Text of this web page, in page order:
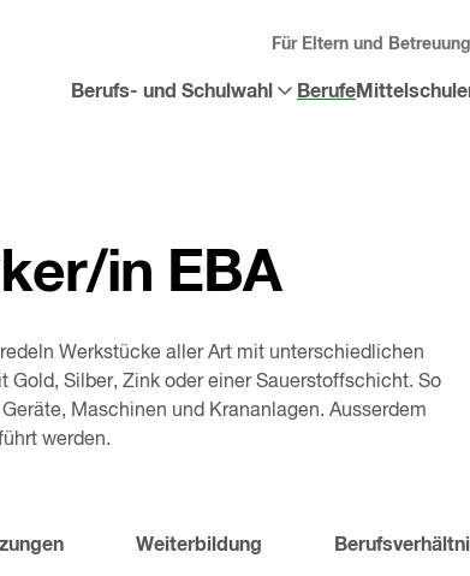
Sub-
öffnen
Berufs- und Schulwahl Berufe
Sub-
Für Eltern und
in EBA
Werkstücke aller Art mit unterschiedlichen
Silber, Zink oder einer Sauerstoffschicht. So
Maschinen und Krananlagen. Ausserdem
werden.
Weiterbildung